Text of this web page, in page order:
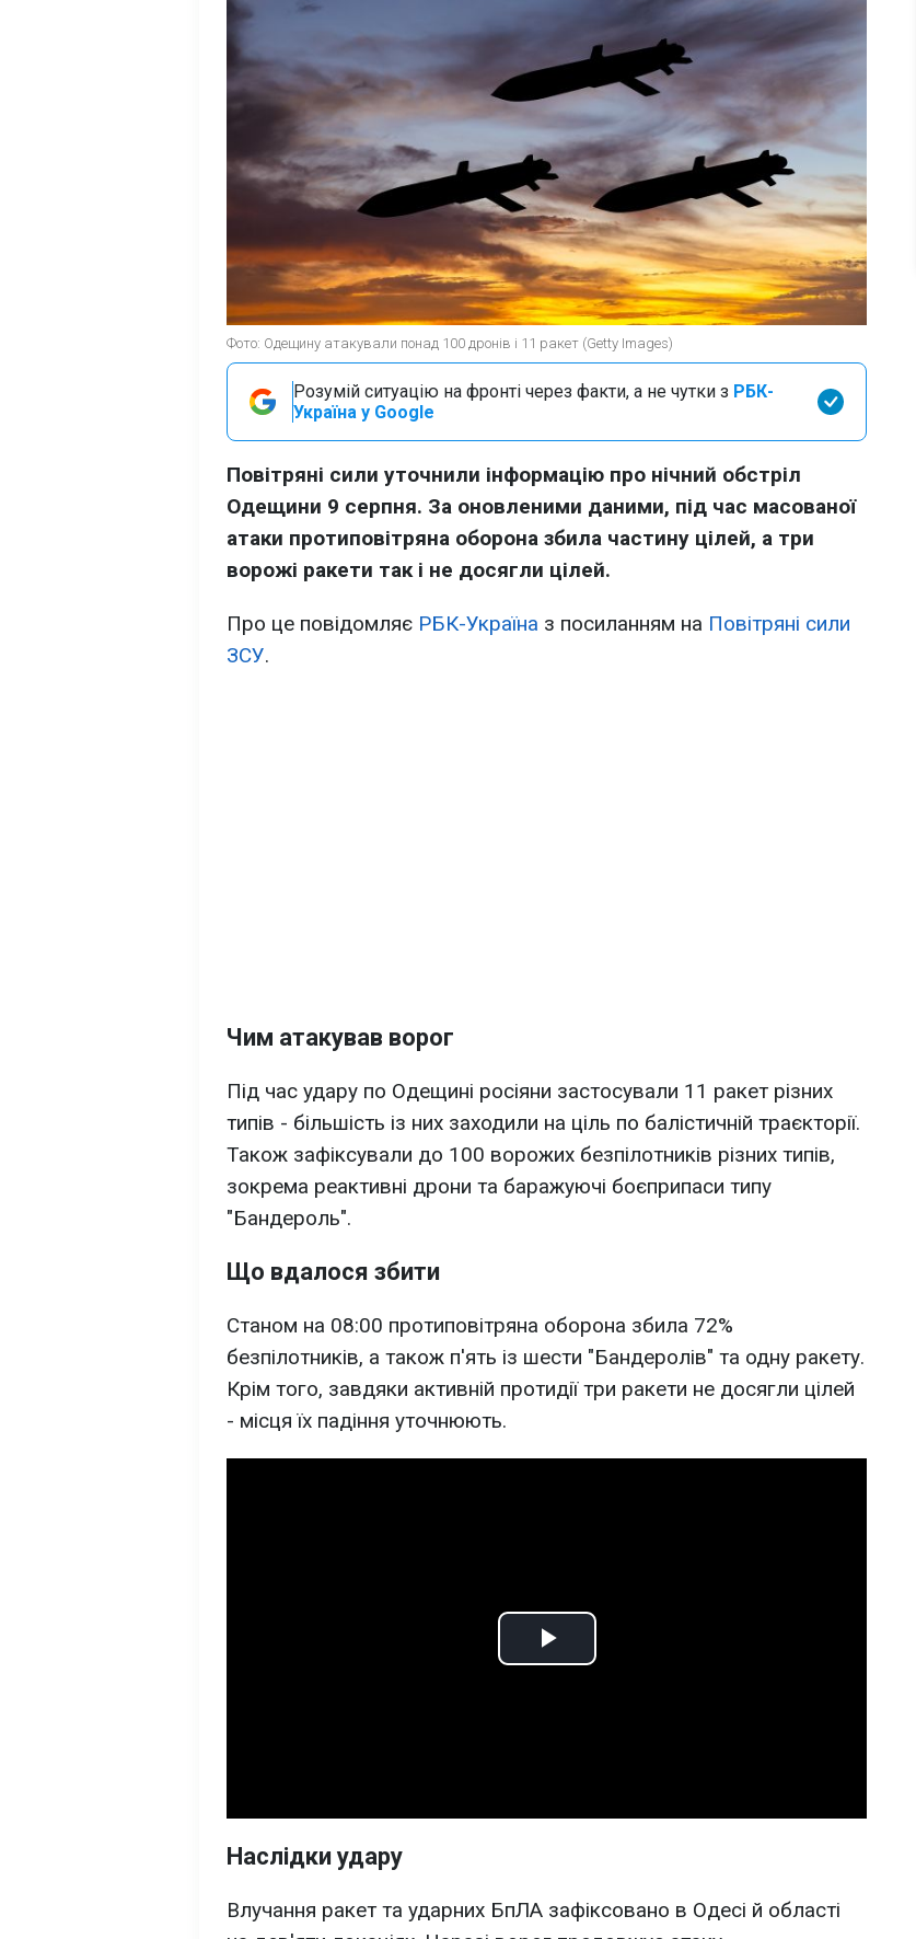
Фото: Одещину атакували понад 100 дронів і 11 ракет (Getty Images)
Розумій ситуацію на фронті через факти, а не чутки з РБК-
Україна у Google
Повітряні сили уточнили інформацію про нічний обстріл
Одещини 9 серпня. За оновленими даними, під час масованої
атаки протиповітряна оборона збила частину цілей, а три
ворожі ракети так і не досягли цілей.
Про це повідомляє РБК-Україна з посиланням на Повітряні сили
ЗСУ.
Чим атакував ворог
Під час удару по Одещині росіяни застосували 11 ракет різних
типів - більшість із них заходили на ціль по балістичній траєкторії.
Також зафіксували до 100 ворожих безпілотників різних типів,
зокрема реактивні дрони та баражуючі боєприпаси типу
"Бандероль".
Що вдалося збити
Станом на 08:00 протиповітряна оборона збила 72%
безпілотників, а також п'ять із шести "Бандеролів" та одну ракету.
Крім того, завдяки активній протидії три ракети не досягли цілей
- місця їх падіння уточнюють.
Play
Наслідки удару
Влучання ракет та ударних БпЛА зафіксовано в Одесі й області